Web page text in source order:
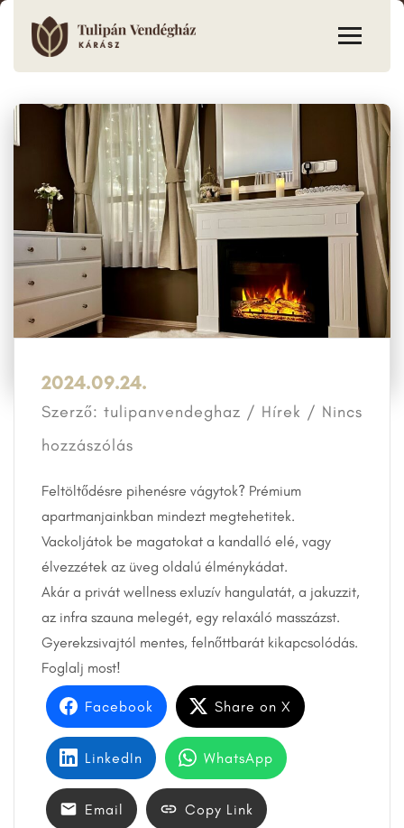
2024.09.24.
Szerző: tulipanvendeghaz / Hírek / Nincs
hozzászólás
Feltöltődésre pihenésre vágytok? Prémium
apartmanjainkban mindezt megtehetitek.
Vackoljátok be magatokat a kandalló elé, vagy
élvezzétek az üveg oldalú élménykádat.
Akár a privát wellness exluzív hangulatát, a jakuzzit,
az infra szauna melegét, egy relaxáló masszázst.
Gyerekzsivajtól mentes, felnőttbarát kikapcsolódás.
Foglalj most!
Facebook Share on X
LinkedIn WhatsApp
Email Copy Link